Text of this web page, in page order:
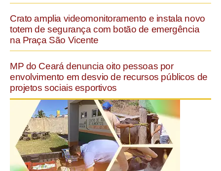
Crato amplia videomonitoramento e instala novo
totem de segurança com botão de emergência
na Praça São Vicente
MP do Ceará denuncia oito pessoas por
envolvimento em desvio de recursos públicos de
projetos sociais esportivos